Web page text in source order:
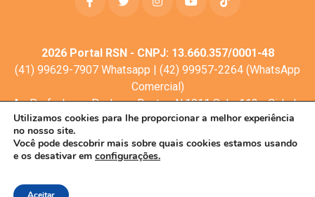
2026Portal RSN - CNPJ: 13.660.357/0001-48
(41) 99629-7907 Whatsapp | (42) 99957-2264 (WhatsApp
Comercial)
Av. Profa. Laura Pacheco Bastos N:1011 Sala: 112 - Cidade
dos Lagos, Guarapuava - PR, 85053-525
© Todos os direitos reservados
Utilizamos cookies para lhe proporcionar a melhor experiência
no nosso site.
Você pode descobrir mais sobre quais cookies estamos usando
e os desativar em configurações.